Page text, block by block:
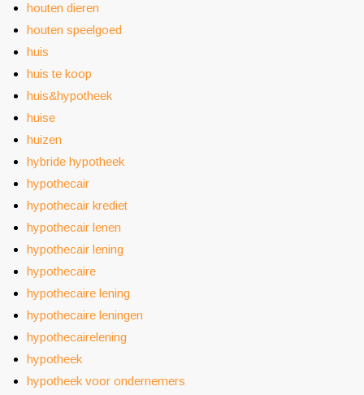
houten dieren
houten speelgoed
huis
huis te koop
huis&hypotheek
huise
huizen
hybride hypotheek
hypothecair
hypothecair krediet
hypothecair lenen
hypothecair lening
hypothecaire
hypothecaire lening
hypothecaire leningen
hypothecairelening
hypotheek
hypotheek voor ondernemers